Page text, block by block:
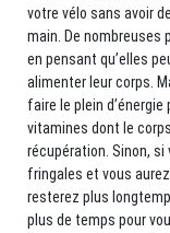
votre vélo sans avoir
main. De nombreuses
en pensant qu’elles
alimenter leur corps.
faire le plein
vitamines dont le
récupération. Sinon,
fringales et vous
resterez plus
plus de temps pour